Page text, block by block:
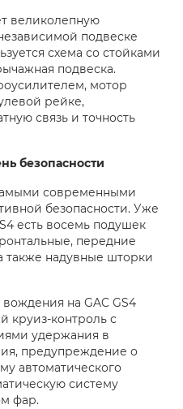
великолепную
подвеске
схема со стойками
подвеска.
мотор
рейке,
связь и точность
безопасности
современными
безопасности. Уже
есть восемь подушек
передние
также надувные шторки
на GAC GS4
круиз-контроль с
удержания в
предупреждение о
автоматического
систему
фар.